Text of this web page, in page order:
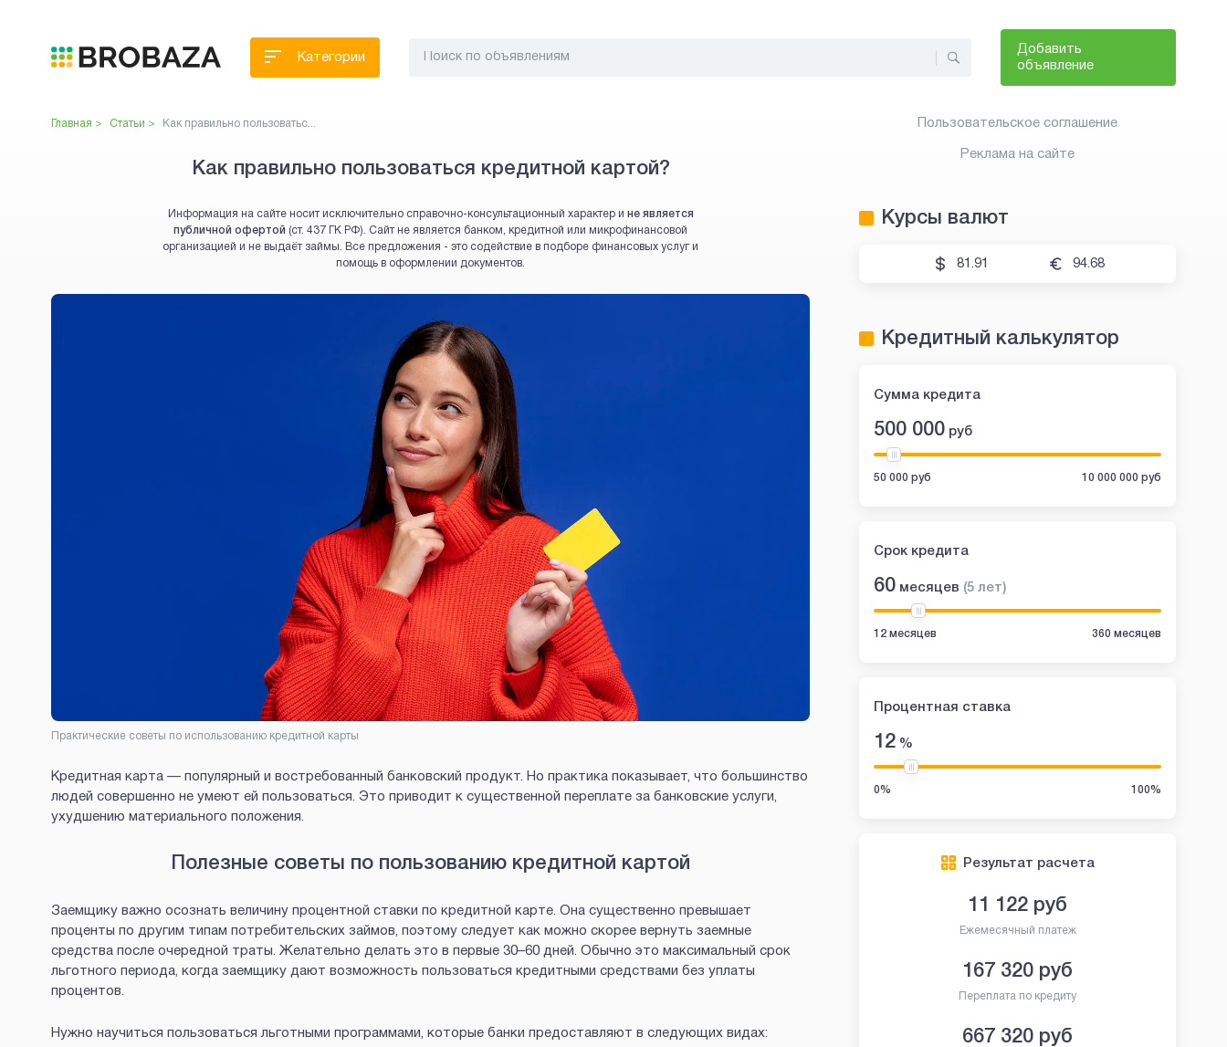
Добавить
объявление
Категории
Главная > Статьи > Как правильно пользоватьс...
Как правильно пользоваться кредитной картой?
Информация на сайте носит исключительно справочно-консультационный характер и не является
публичной офертой (ст. 437 ГК РФ). Сайт не является банком, кредитной или микрофинансовой
организацией и не выдаёт займы. Все предложения - это содействие в подборе финансовых услуг и
помощь в оформлении документов.
Практические советы по использованию кредитной карты
Кредитная карта — популярный и востребованный банковский продукт. Но практика показывает, что большинство
людей совершенно не умеют ей пользоваться. Это приводит к существенной переплате за банковские услуги,
ухудшению материального положения.
Полезные советы по пользованию кредитной картой
Заемщику важно осознать величину процентной ставки по кредитной карте. Она существенно превышает
проценты по другим типам потребительских займов, поэтому следует как можно скорее вернуть заемные
средства после очередной траты. Желательно делать это в первые 30–60 дней. Обычно это максимальный срок
льготного периода, когда заемщику дают возможность пользоваться кредитными средствами без уплаты
процентов.
Нужно научиться пользоваться льготными программами, которые банки предоставляют в следующих видах:
Пользовательское соглашение
Реклама на сайте
Курсы валют
81.91 94.68
Кредитный калькулятор
Сумма кредита
500 000 руб
50 000 руб 10 000 000 руб
Срок кредита
60 месяцев (5 лет)
12 месяцев 360 месяцев
Процентная ставка
12 %
0% 100%
Результат расчета
11 122 руб
Ежемесячный платеж
167 320 руб
Переплата по кредиту
667 320 руб